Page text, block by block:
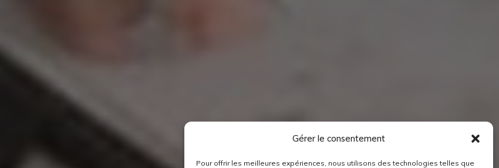
Gérer le consentement
Pour offrir les meilleures expériences, nous utilisons des technologies telles que